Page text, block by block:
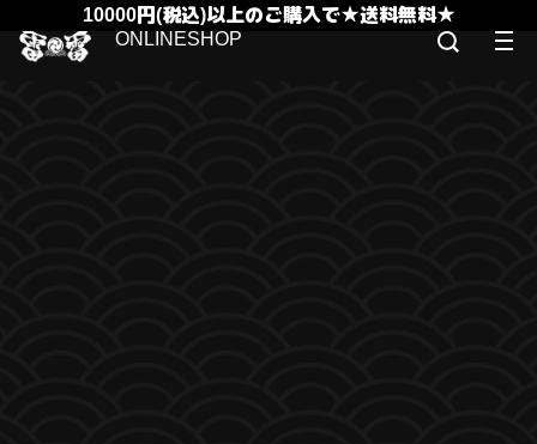
10000円(税込)以上のご購入で★送料無料★
ONLINESHOP